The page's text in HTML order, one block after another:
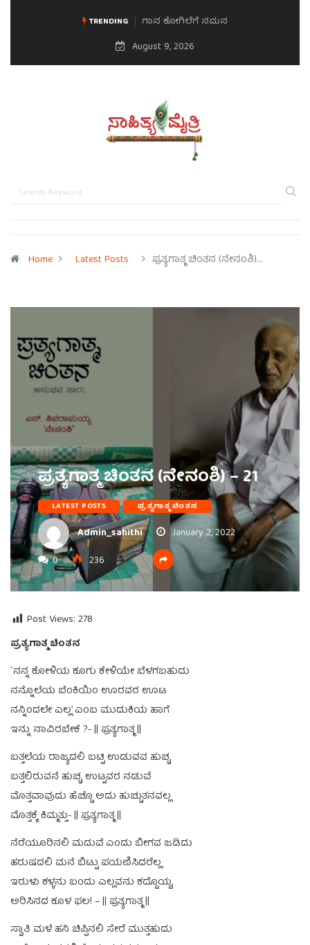
TRENDING ಗಾನ ಕೋಗಿಲೆಗೆ ನಮನ
August 9, 2026
Home Latest Posts ಪ್ರತ್ಯಗಾತ್ಮ ಚಿಂತನ (ನೇನಂಶಿ)…
ಪ್ರತ್ಯಗಾತ್ಮ ಚಿಂತನ (ನೇನಂಶಿ) – 21
LATEST POSTS ಪ್ರತ್ಯಗಾತ್ಮ ಚಿಂತನ
Admin_sahithi
January 2, 2022
0
236
Post Views: 278
ಪ್ರತ್ಯಗಾತ್ಮ ಚಿಂತನ
`ನನ್ನ ಕೋಳಿಯ ಕೂಗು ಕೇಳಿಯೇ ಬೆಳಗಬಹುದು
ನನ್ನೊಲೆಯ ಬೆಂಕಿಯಿಂ ಊರವರ ಊಟ
ನನ್ನಿಂದಲೇ ಎಲ್ಲ’ ಎಂಬ ಮುದುಕಿಯ ಹಾಗೆ
ಇನ್ನು ನಾವಿರಬೇಕೆ ?- || ಪ್ರತ್ಯಗಾತ್ಮ ||
ಬತ್ತಲೆಯ ರಾಜ್ಯದಲಿ ಬಟ್ಟಿ ಉಡುವವ ಹುಚ್ಚ,
ಬತ್ತಲಿರುವನೆ ಹುಚ್ಚ, ಉಟ್ಟವರ ನಡುವೆ
ಮೊತ್ತವಾವುದು ಹೆಚ್ಚೊ ಅದು ಹುಚ್ಚುತನವಲ್ಲ
ಮೊತ್ತಕ್ಕೆ ಕಿಮ್ಮತ್ತು- || ಪ್ರತ್ಯಗಾತ್ಮ ||
ನೆರೆಯೂರಿನಲಿ ಮದುವೆ ಎಂದು ಬೀಗವ ಜಡಿದು
ಹರುಷದಲಿ ಮನೆ ಬಿಟ್ಟು ಪಯಣಿಸಿದರೆಲ್ಲ
ಇರುಳು ಕಳ್ಳನು ಬಂದು ಎಲ್ಲವನು ಕದ್ದೊಯ್ದ,
ಅರಿಸಿನದ ಕೂಳ ಫಲ! – || ಪ್ರತ್ಯಗಾತ್ಮ ||
ಸ್ವಾತಿ ಮಳೆ ಹನಿ ಚಿಪ್ಪಿನಲಿ ಸೇರೆ ಮುತ್ತಹುದು